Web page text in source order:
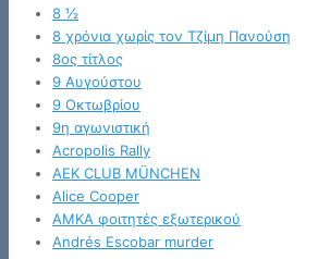
8 ½
8 χρόνια χωρίς τον Τζίμη Πανούση
8ος τίτλος
9 Αυγούστου
9 Οκτωβρίου
9η αγωνιστική
Acropolis Rally
AEK CLUB MÜNCHEN
Alice Cooper
AMKA φοιτητές εξωτερικού
Andrés Escobar murder